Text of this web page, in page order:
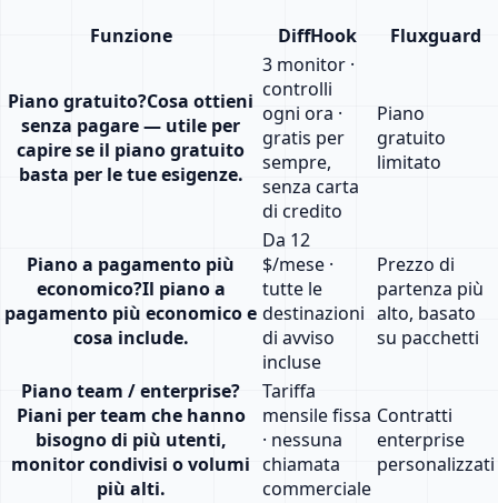
Funzione DiffHook Fluxguard
Piano gratuito?Cosa ottieni
senza pagare — utile per
capire se il piano gratuito
basta per le tue esigenze.
3 monitor ·
controlli
ogni ora ·
gratis per
sempre,
senza carta
di credito
Piano
gratuito
limitato
Piano a pagamento più
economico?Il piano a
pagamento più economico e
cosa include.
Da 12
$/mese ·
tutte le
destinazioni
di avviso
incluse
Prezzo di
partenza più
alto, basato
su pacchetti
Piano team / enterprise?
Piani per team che hanno
bisogno di più utenti,
monitor condivisi o volumi
più alti.
Tariffa
mensile fissa
· nessuna
chiamata
commerciale
Contratti
enterprise
personalizzati